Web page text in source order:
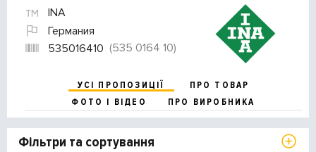
INA
Германия
535016410 (535 0164 10)
УСІ ПРОПОЗИЦІЇ
ПРО ТОВАР
ФОТО І ВІДЕО
ПРО ВИРОБНИКА
Фільтри та сортування